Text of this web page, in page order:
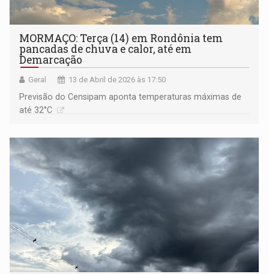
MORMAÇO: Terça (14) em Rondônia tem
pancadas de chuva e calor, até em
Demarcação
Geral 13 de Abril de 2026 às 17:50
Previsão do Censipam aponta temperaturas máximas de
até 32°C